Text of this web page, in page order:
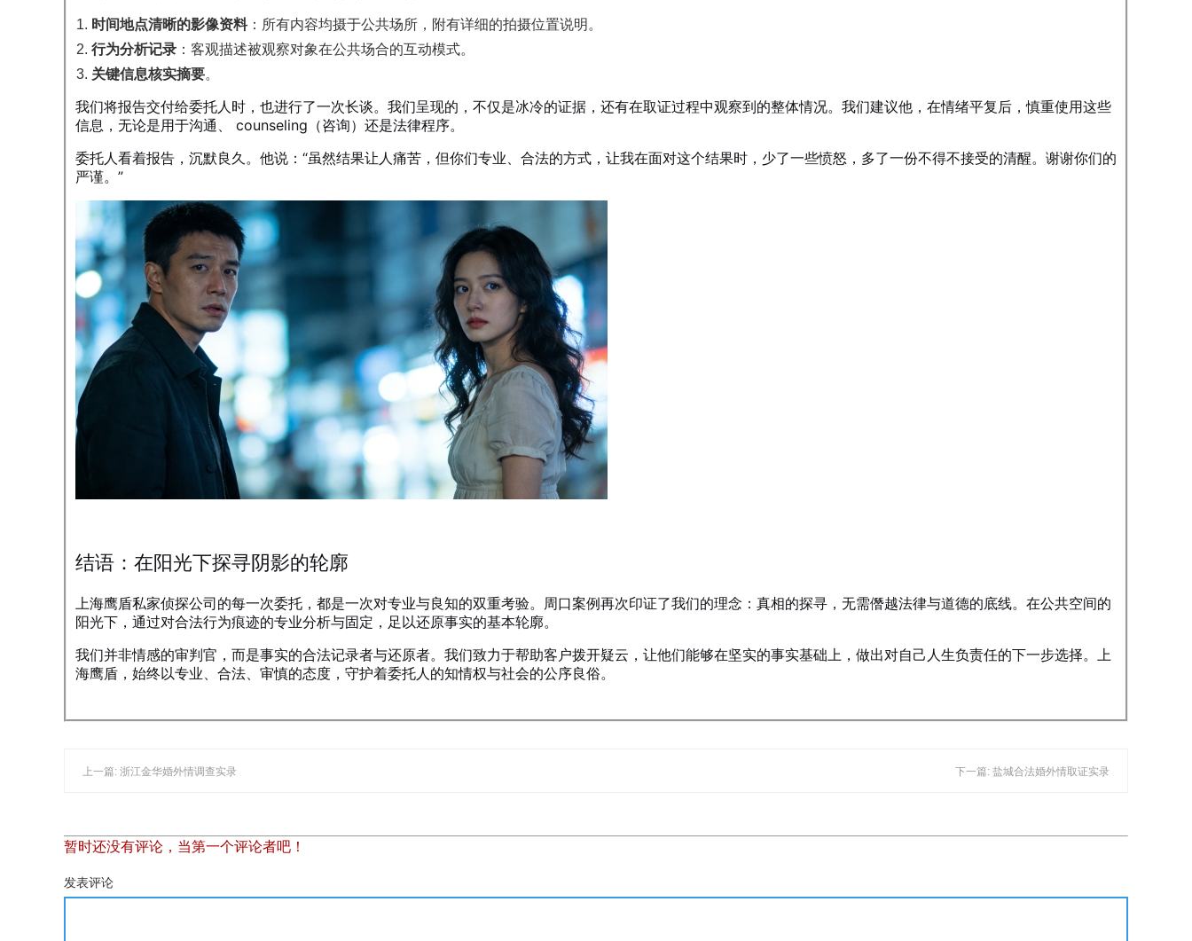
时间地点清晰的影像资料：所有内容均摄于公共场所，附有详细的拍摄位置说明。
行为分析记录 ：客观描述被观察对象在公共场合的互动模式。
关键信息核实摘要。
我们将报告交付给委托人时，也进行了一次长谈。我们呈现的，不仅是冰冷的证据，还有在取证过程中观察到的整体情况。我们建议他，在情绪平复后，慎重使用这些
信息，无论是用于沟通、 counseling（咨询）还是法律程序。
委托人看着报告，沉默良久。他说：“虽然结果让人痛苦，但你们专业、合法的方式，让我在面对这个结果时，少了一些愤怒，多了一份不得不接受的清醒。谢谢你们的
严谨。”
结语：在阳光下探寻阴影的轮廓
上海鹰盾私家侦探公司的每一次委托，都是一次对专业与良知的双重考验。周口案例再次印证了我们的理念：真相的探寻，无需僭越法律与道德的底线。在公共空间的
阳光下，通过对合法行为痕迹的专业分析与固定，足以还原事实的基本轮廓。
我们并非情感的审判官，而是事实的合法记录者与还原者。我们致力于帮助客户拨开疑云，让他们能够在坚实的事实基础上，做出对自己人生负责任的下一步选择。上
海鹰盾，始终以专业、合法、审慎的态度，守护着委托人的知情权与社会的公序良俗。
上一篇: 浙江金华婚外情调查实录 下一篇: 盐城合法婚外情取证实录
暂时还没有评论，当第一个评论者吧！
发表评论